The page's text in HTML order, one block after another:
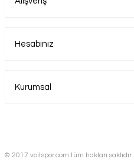
Hesabınız
Kurumsal
© 2017 voitspor.com tüm hakları